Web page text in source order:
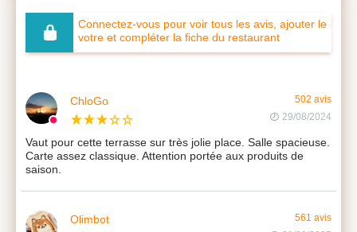
Connectez-vous pour voir tous les avis, ajouter le
votre et compléter la fiche du restaurant
ChloGo
502 avis
29/08/2024
Vaut pour cette terrasse sur très jolie place. Salle spacieuse.
Carte assez classique. Attention portée aux produits de
saison.
Olimbot
561 avis